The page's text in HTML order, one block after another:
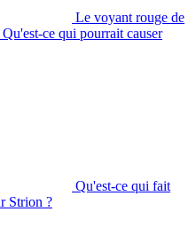
Le voyant rouge de
ce qui pourrait causer
Qu'est-ce qui fait
Strion ?